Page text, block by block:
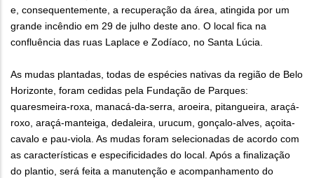
e, consequentemente, a recuperação da área, atingida por um
grande incêndio em 29 de julho deste ano. O local fica na
confluência das ruas Laplace e Zodíaco, no Santa Lúcia.
As mudas plantadas, todas de espécies nativas da região de Belo
Horizonte, foram cedidas pela Fundação de Parques:
quaresmeira-roxa, manacá-da-serra, aroeira, pitangueira, araçá-
roxo, araçá-manteiga, dedaleira, urucum, gonçalo-alves, açoita-
cavalo e pau-viola. As mudas foram selecionadas de acordo com
as características e especificidades do local. Após a finalização
do plantio, será feita a manutenção e acompanhamento do